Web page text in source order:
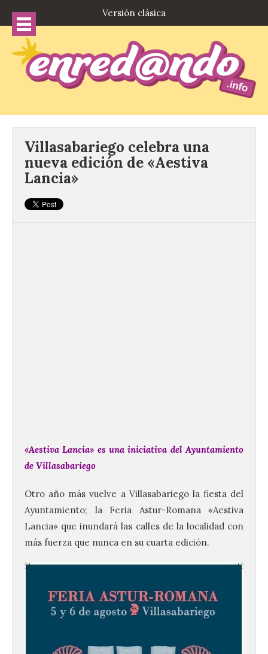
Versión clásica
Villasabariego celebra una
nueva edición de «Aestiva
Lancia»
«Aestiva Lancia» es una iniciativa del Ayuntamiento
de Villasabariego
Otro año más vuelve a Villasabariego la fiesta del
Ayuntamiento; la Feria Astur-Romana «Aestiva
Lancia» que inundará las calles de la localidad con
más fuerza que nunca en su cuarta edición.